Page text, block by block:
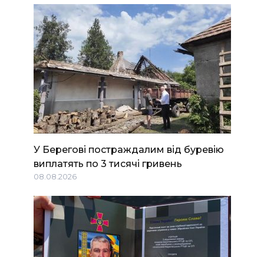
У Берегові постраждалим від буревію
виплатять по 3 тисячі гривень
08.08.2026